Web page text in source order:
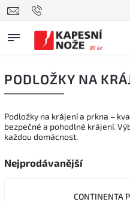
PODLOŽKY NA
Podložky na krájení a prkna –
bezpečné a pohodlné krájení.
každou domácnost.
Nejprodávanější